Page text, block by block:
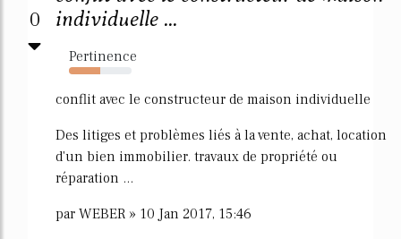
0
individuelle ...
Pertinence
50%
conflit avec le constructeur de maison individuelle
Des litiges et problèmes liés à la vente, achat, location
d'un bien immobilier. travaux de propriété ou
réparation ...
par WEBER » 10 Jan 2017, 15:46